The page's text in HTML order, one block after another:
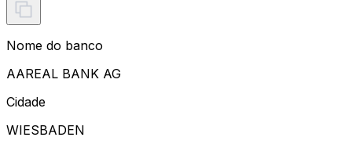
Nome do banco
AAREAL BANK AG
Cidade
WIESBADEN